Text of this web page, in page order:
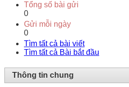
Tổng số bài gửi
0
Gửi mỗi ngày
0
Tìm tất cả bài viết
Tìm tất cả Bài bắt đầu
Thông tin chung